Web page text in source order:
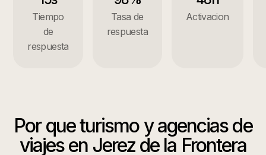
Tiempo
de
respuesta
Tasa de
respuesta
Activacion
Por queturismo y agencias de
viajesen Jerez de la Frontera